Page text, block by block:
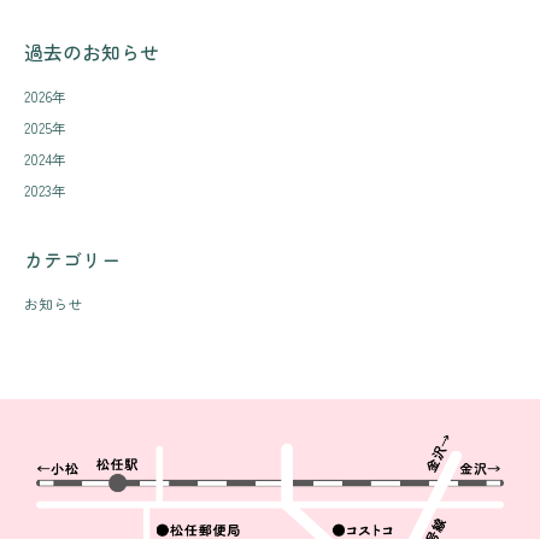
過去のお知らせ
2026年
2025年
2024年
2023年
カテゴリー
お知らせ